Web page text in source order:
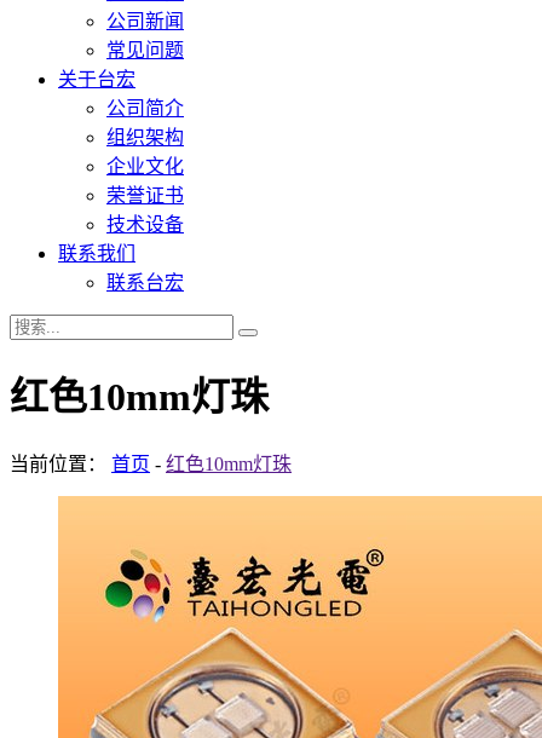
公司新闻
常见问题
关于台宏
公司简介
组织架构
企业文化
荣誉证书
技术设备
联系我们
联系台宏
红色10mm灯珠
当前位置： 首页 - 红色10mm灯珠